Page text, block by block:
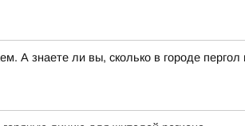
А знаете ли вы, сколько в городе